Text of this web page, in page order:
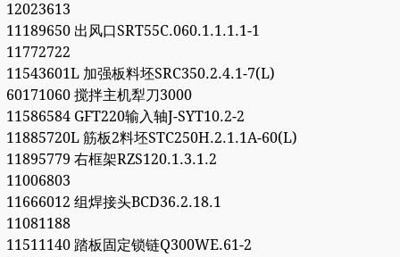
12023613
11189650 出风口SRT55C.060.1.1.1.1-1
11772722
11543601L 加强板料坯SRC350.2.4.1-7(L)
60171060 搅拌主机犁刀3000
11586584 GFT220输入轴J-SYT10.2-2
11885720L 筋板2料坯STC250H.2.1.1A-60(L)
11895779 右框架RZS120.1.3.1.2
11006803
11666012 组焊接头BCD36.2.18.1
11081188
11511140 踏板固定锁链Q300WE.61-2